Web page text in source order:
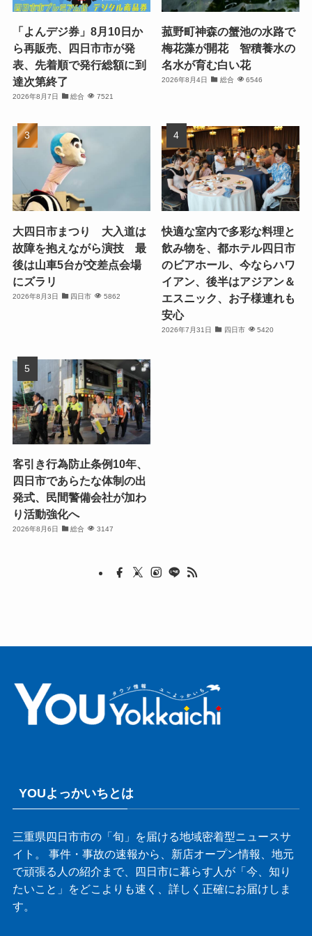
「よんデジ券」8月10日か
ら再販売、四日市市が発
表、先着順で発行総額に到
達次第終了
2026年8月7日 総合 7521
菰野町神森の蟹池の水路で
梅花藻が開花 智積養水の
名水が育む白い花
2026年8月4日 総合 6546
大四日市まつり 大入道は
故障を抱えながら演技 最
後は山車5台が交差点会場
にズラリ
2026年8月3日 四日市 5862
快適な室内で多彩な料理と
飲み物を、都ホテル四日市
のビアホール、今ならハワ
イアン、後半はアジアン＆
エスニック、お子様連れも
安心
2026年7月31日 四日市 5420
客引き行為防止条例10年、
四日市であらたな体制の出
発式、民間警備会社が加わ
り活動強化へ
2026年8月6日 総合 3147
YOUよっかいちとは
三重県四日市市の「旬」を届ける地域密着型ニュースサ
イト。 事件・事故の速報から、新店オープン情報、地元
で頑張る人の紹介まで、四日市に暮らす人が「今、知り
たいこと」をどこよりも速く、詳しく正確にお届けしま
す。